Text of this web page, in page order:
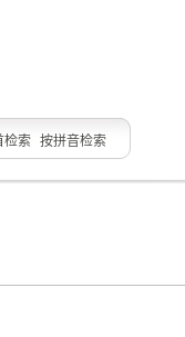
检索 按拼音检索